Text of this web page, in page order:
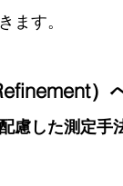
ます。
）
慮した測定手